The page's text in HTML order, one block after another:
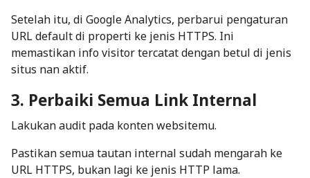
Setelah itu, di Google Analytics, perbarui pengaturan
URLdefaultdi properti ke jenis HTTPS. Ini
memastikan info visitor tercatat dengan betul di jenis
situs nan aktif.
3. Perbaiki Semua Link Internal
Lakukan audit pada konten websitemu.
Pastikan semua tautan internal sudah mengarah ke
URL HTTPS, bukan lagi ke jenis HTTP lama.